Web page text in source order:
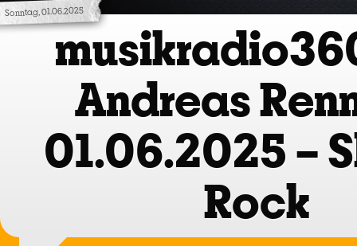
Sonntag, 01.06.2025
Andreas
01.06.2025 –
Rock